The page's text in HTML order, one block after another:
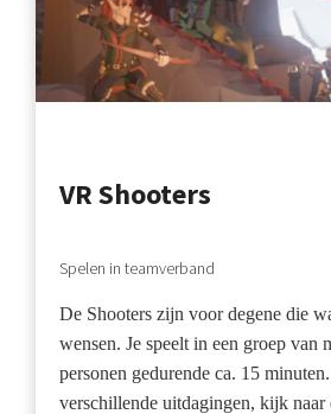
VR Shooters
Spelen in teamverband
De Shooters zijn voor degene die
wensen. Je speelt in een groep van
personen gedurende ca. 15
verschillende uitdagingen, kijk naar